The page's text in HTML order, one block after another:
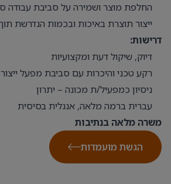
החלפת מוצר ושמירה על סביבת עבודה
ייצור תוצרת באיכות ובכמות הנדרשת
דרישות:
דיוק, שיקול דעת ומקצועיות
רקע טכני והיכרות עם סביבת מפעל
ניסיון כמפעיל/ת מכונה – יתרון
עברית ברמה מלאה, אנגלית בסיסית
משרה מלאה בנתיבות
הגשת מועמדות